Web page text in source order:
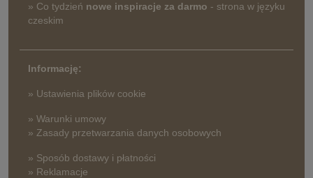
» Co tydzień nowe inspiracje za darmo - strona w języku
czeskim
Informację:
» Ustawienia plików cookie
» Warunki umowy
» Zasady przetwarzania danych osobowych
» Sposób dostawy i płatności
» Reklamacje